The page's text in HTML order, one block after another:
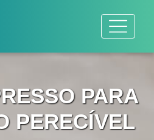
PARA
PERECÍVEL